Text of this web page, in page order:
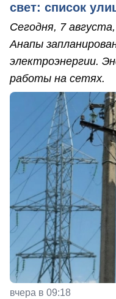
свет: список
Сегодня, 7
Анапы
электроэнергии.
работы на сетях.
вчера в 09:18